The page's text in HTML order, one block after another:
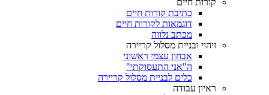
קורות חיים
כתיבת קורות חיים
דוגמאות לקורות חיים
מכתב נלווה
זיהוי ובניית מסלול קריירה
אבחון עצמי ראשוני
ה"אני התעסוקתי"
כלים לבניית מסלול קריירה
ראיון עבודה